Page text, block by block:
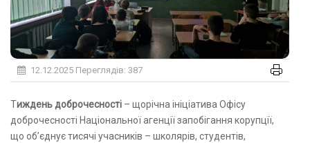
12.12.2025 Переглядів: 387
Тиждень доброчесності – щорічна ініціатива Офісу
доброчесності Національної агенції запобігання корупції,
що об’єднує тисячі учасників – школярів, студентів,